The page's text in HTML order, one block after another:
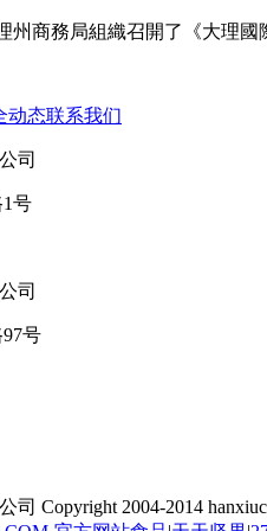
商務局組織召開了《大理國
动态联系我们
司
号
司
号
司 Copyright 2004-2014